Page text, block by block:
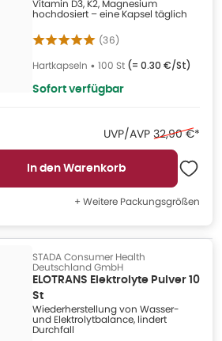
Vitamin D3, K2, Magnesium
hochdosiert – eine Kapsel täglich
(36)
Hartkapseln • 100 St (= 0.30 €/St)
Sofort verfügbar
UVP/AVP Ehemaliger
32,90 €*
In den Warenkorb
+ Weitere Packungsgrößen
STADA Consumer Health
Deutschland GmbH
ELOTRANS Elektrolyte Pulver 10
St
Wiederherstellung von Wasser-
und Elektrolytbalance, lindert
Durchfall